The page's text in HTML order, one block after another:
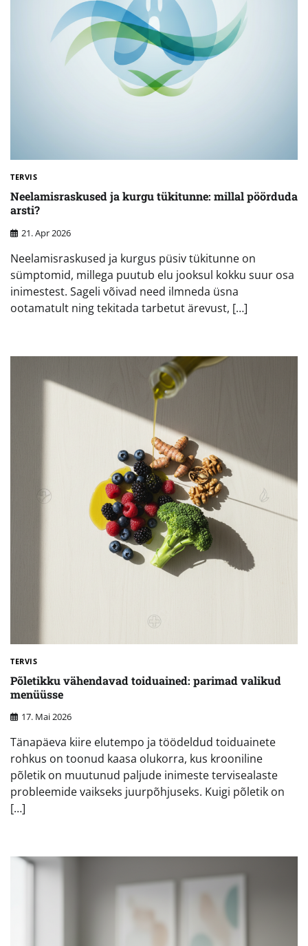
TERVIS
Neelamisraskused ja kurgu tükitunne: millal pöörduda
arsti?
21. Apr 2026
Neelamisraskused ja kurgus püsiv tükitunne on
sümptomid, millega puutub elu jooksul kokku suur osa
inimestest. Sageli võivad need ilmneda üsna
ootamatult ning tekitada tarbetut ärevust, […]
TERVIS
Põletikku vähendavad toiduained: parimad valikud
menüüsse
17. Mai 2026
Tänapäeva kiire elutempo ja töödeldud toiduainete
rohkus on toonud kaasa olukorra, kus krooniline
põletik on muutunud paljude inimeste tervisealaste
probleemide vaikseks juurpõhjuseks. Kuigi põletik on
[…]